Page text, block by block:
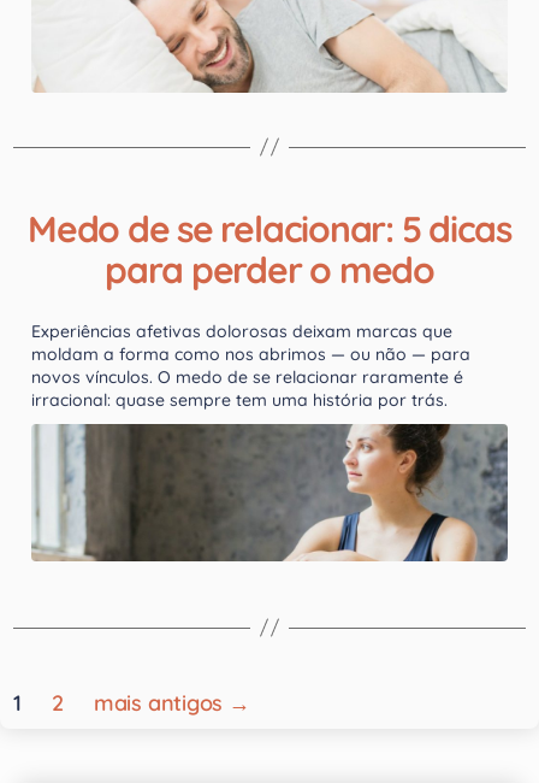
Medo de se relacionar: 5 dicas
para perder o medo
Experiências afetivas dolorosas deixam marcas que
moldam a forma como nos abrimos — ou não — para
novos vínculos. O medo de se relacionar raramente é
irracional: quase sempre tem uma história por trás.
1 2 mais antigos →